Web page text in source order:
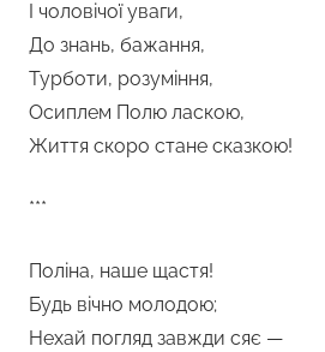
І чоловічої уваги,
До знань, бажання,
Турботи, розуміння,
Осиплем Полю ласкою,
Життя скоро стане сказкою!
***
Поліна, наше щастя!
Будь вічно молодою;
Нехай погляд завжди сяє —